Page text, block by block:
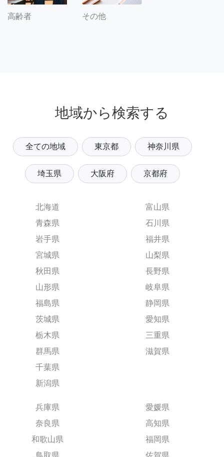
高齢者 その他
地域から検索する
全ての地域 東京都 神奈川県
埼玉県 大阪府 京都府
北海道
青森県
岩手県
宮城県
秋田県
山形県
福島県
茨城県
栃木県
群馬県
千葉県
新潟県
富山県
石川県
福井県
山梨県
長野県
岐阜県
静岡県
愛知県
三重県
滋賀県
兵庫県
奈良県
和歌山県
愛媛県
高知県
福岡県